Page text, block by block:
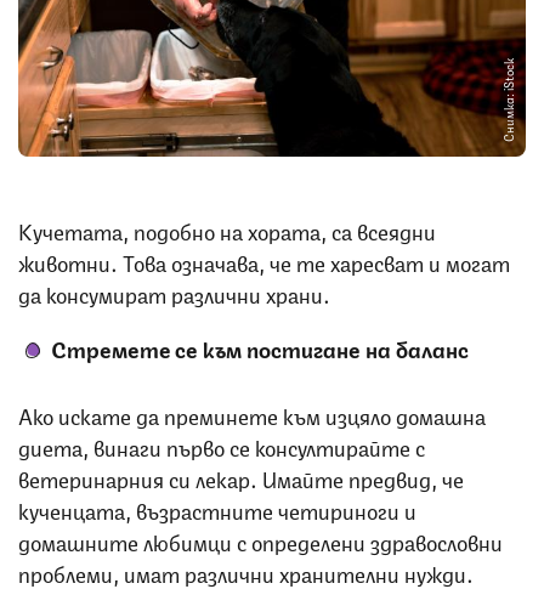
Снимка: iStock
Кучетата, подобно на хората, са всеядни
животни. Това означава, че те харесват и могат
да консумират различни храни.
Стремете се към постигане на баланс
Ако искате да преминете към изцяло домашна
диета, винаги първо се консултирайте с
ветеринарния си лекар. Имайте предвид, че
кученцата, възрастните четириноги и
домашните любимци с определени здравословни
проблеми, имат различни хранителни нужди.